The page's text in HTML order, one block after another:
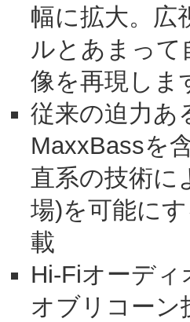
幅に拡大。広
ルとあまって
像を再現しま
従来の迫力あ
MaxxBassを
直系の技術に
場)を可能に
載
Hi-Fiオーデ
オブリコーン